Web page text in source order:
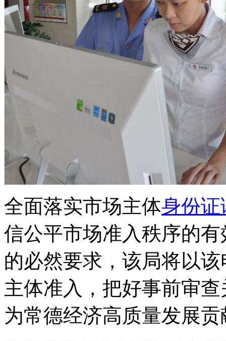
全面落实市场主体身份
信公平市场准入秩序的
的必然要求，该局将以
主体准入，把好事前审
为常德经济高质量发展